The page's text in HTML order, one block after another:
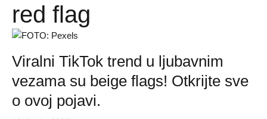
red flag
Viralni TikTok trend u ljubavnim
vezama su beige flags! Otkrijte sve
o ovoj pojavi.